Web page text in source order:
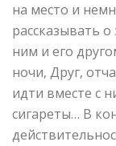
на место и
рассказывать
ним и его
ночи, Друг,
идти вместе с
сигареты… В